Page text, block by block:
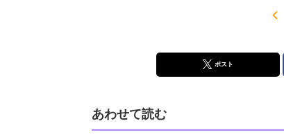
ポスト
あわせて読む